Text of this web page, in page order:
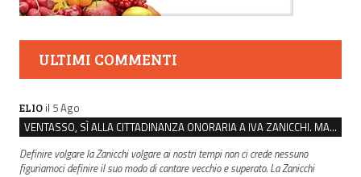
ULTIMI COMMENTI
ELIO il 5 Ago
VENTASSO, SÌ ALLA CITTADINANZA ONORARIA A IVA ZANICCHI. MA BARGIACCHI: “È DI PESSIMO GUSTO”
Definire volgare la Zanicchi volgare ai nostri tempi non ci crede nessuno
figuriamoci definire il suo modo di cantare vecchio e superato. La Zanicchi